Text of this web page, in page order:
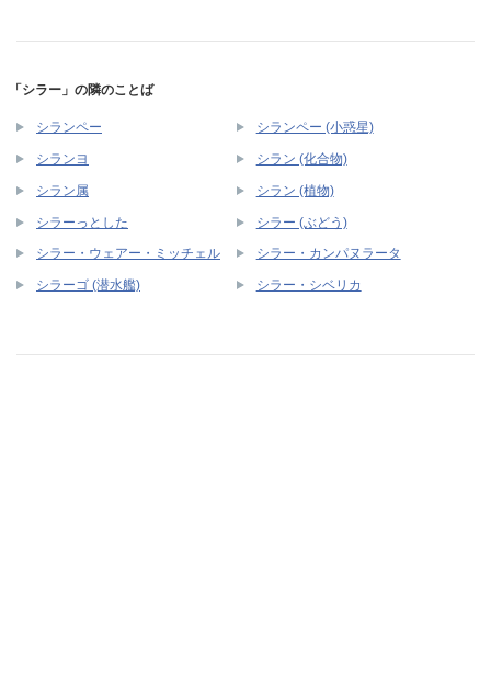
「シラー」の隣のことば
シランペー シランペー (小惑星)
シランヨ シラン (化合物)
シラン属 シラン (植物)
シラーっとした シラー (ぶどう)
シラー・ウェアー・ミッチェル シラー・カンパヌラータ
シラーゴ (潜水艦) シラー・シベリカ